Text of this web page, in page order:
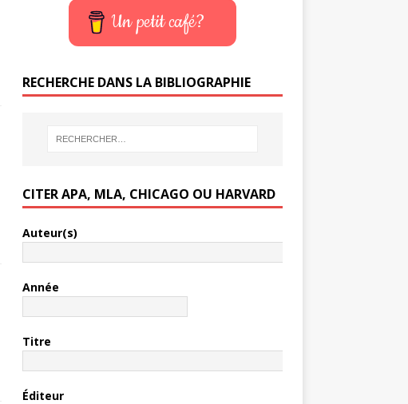
Un petit café?
RECHERCHE DANS LA BIBLIOGRAPHIE
CITER APA, MLA, CHICAGO OU HARVARD
Auteur(s)
Année
Titre
Éditeur